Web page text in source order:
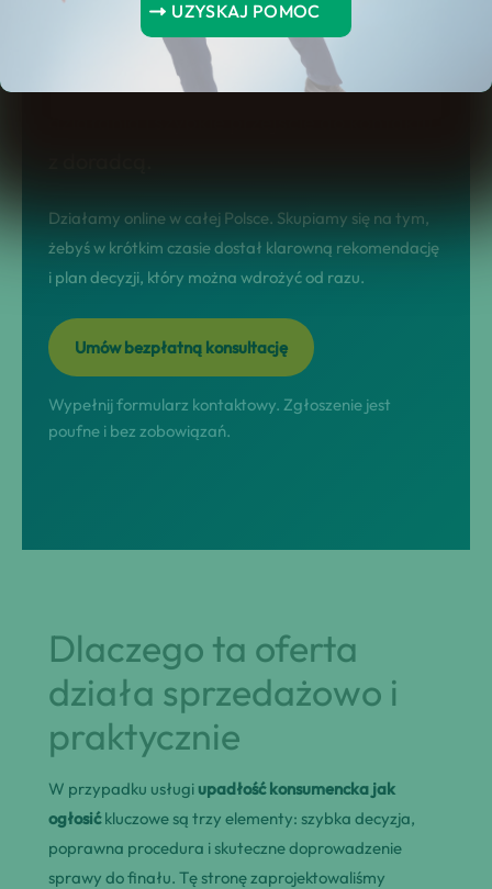
UZYSKAJ POMOC
tej stronie dostajesz jasny model
współpracy, realne scenariusze
Działamy online w całej Polsce. Skupiamy się na tym,
żebyś w krótkim czasie dostał klarowną rekomendację
i plan decyzji, który można wdrożyć od razu.
Umów bezpłatną konsultację
Wypełnij formularz kontaktowy. Zgłoszenie jest
poufne i bez zobowiązań.
Dlaczego ta oferta
działa sprzedażowo i
praktycznie
W przypadku usługi upadłość konsumencka jak
ogłosićkluczowe są trzy elementy: szybka decyzja,
poprawna procedura i skuteczne doprowadzenie
sprawy do finału. Tę stronę zaprojektowaliśmy